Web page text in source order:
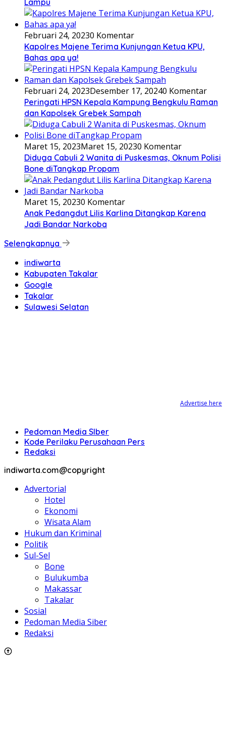
Lampu
Februari 24, 20230 Komentar
Kapolres Majene Terima Kunjungan Ketua KPU,
Bahas apa ya!
Februari 24, 2023Desember 17, 20240 Komentar
Peringati HPSN Kepala Kampung Bengkulu Raman
dan Kapolsek Grebek Sampah
Maret 15, 2023Maret 15, 20230 Komentar
Diduga Cabuli 2 Wanita di Puskesmas, Oknum Polisi
Bone diTangkap Propam
Maret 15, 20230 Komentar
Anak Pedangdut Lilis Karlina Ditangkap Karena
Jadi Bandar Narkoba
Selengkapnya
indiwarta
Kabupaten Takalar
Google
Takalar
Sulawesi Selatan
Advertise here
Pedoman Media SIber
Kode Perilaku Perusahaan Pers
Redaksi
indiwarta.com@copyright
Advertorial
Hotel
Ekonomi
Wisata Alam
Hukum dan Kriminal
Politik
Sul-Sel
Bone
Bulukumba
Makassar
Takalar
Sosial
Pedoman Media Siber
Redaksi